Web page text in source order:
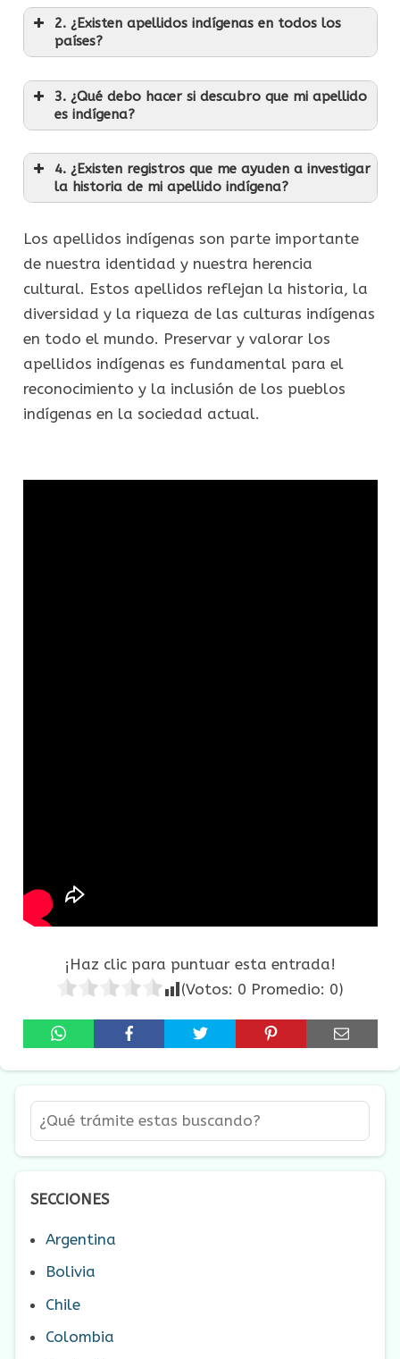
2. ¿Existen apellidos indígenas en todos los
países?
3. ¿Qué debo hacer si descubro que mi apellido
es indígena?
4. ¿Existen registros que me ayuden a investigar
la historia de mi apellido indígena?
Los apellidos indígenas son parte importante
de nuestra identidad y nuestra herencia
cultural. Estos apellidos reflejan la historia, la
diversidad y la riqueza de las culturas indígenas
en todo el mundo. Preservar y valorar los
apellidos indígenas es fundamental para el
reconocimiento y la inclusión de los pueblos
indígenas en la sociedad actual.
¡Haz clic para puntuar esta entrada!
(Votos: 0 Promedio: 0)
SECCIONES
Argentina
Bolivia
Chile
Colombia